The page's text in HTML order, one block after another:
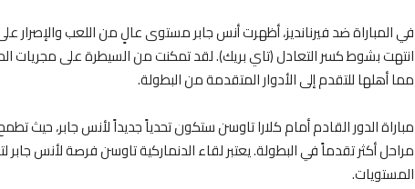
في المباراة ضد فيرنانديز، أظهرت أنس جابر مستوى عالٍ من اللعب والإصرار
انتهت بشوط كسر التعادل (تاي بريك). لقد تمكنت من السيطرة على مجريات
مما أهلها للتقدم إلى الأدوار المتقدمة من البطولة.
مباراة الدور القادم أمام كلارا تاوسن ستكون تحدياً جديداً لأنس جابر، حيث
مراحل أكثر تقدماً في البطولة. يعتبر لقاء الدنماركية تاوسن فرصة لأنس جابر
المستويات.